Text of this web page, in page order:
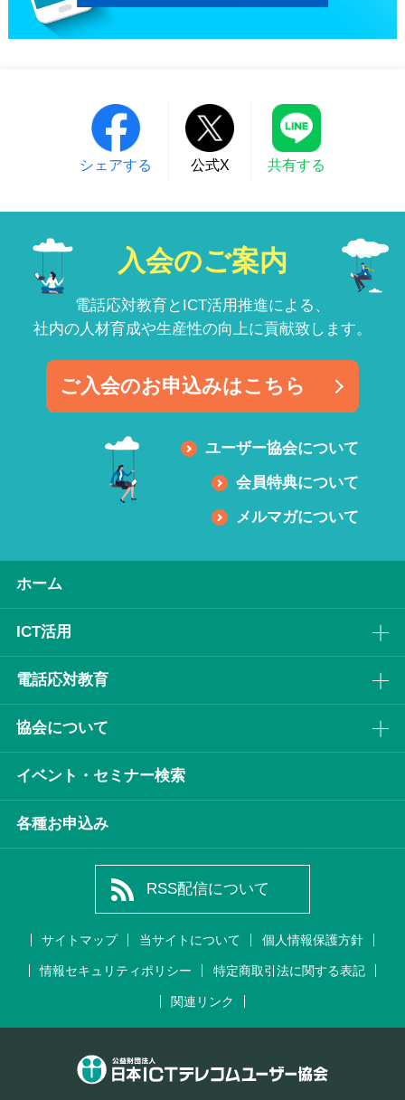
シェアする 公式X 共有する
入会のご案内
電話応対教育とICT活用推進による、
社内の人材育成や生産性の向上に貢献致します。
ご入会のお申込みはこちら
ユーザー協会について
会員特典について
メルマガについて
ホーム
ICT活⽤
電話応対教育
協会について
イベント・セミナー検索
各種お申込み
RSS配信について
サイトマップ 当サイトについて 個人情報保護方針
情報セキュリティポリシー 特定商取引法に関する表記
関連リンク